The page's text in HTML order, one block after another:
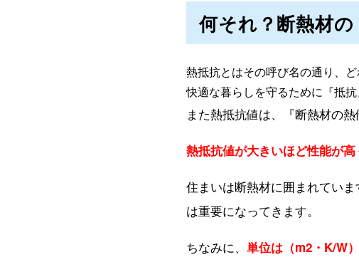
何それ？断熱材の
熱抵抗とはその呼び名の通り、
快適な暮らしを守るために『抵
また熱抵抗値は、 『断熱材の
熱抵抗値が大きいほど性能が高
住まいは断熱材に囲まれてい
は重要になってきます。
ちなみに、 単位は（m2・K/W